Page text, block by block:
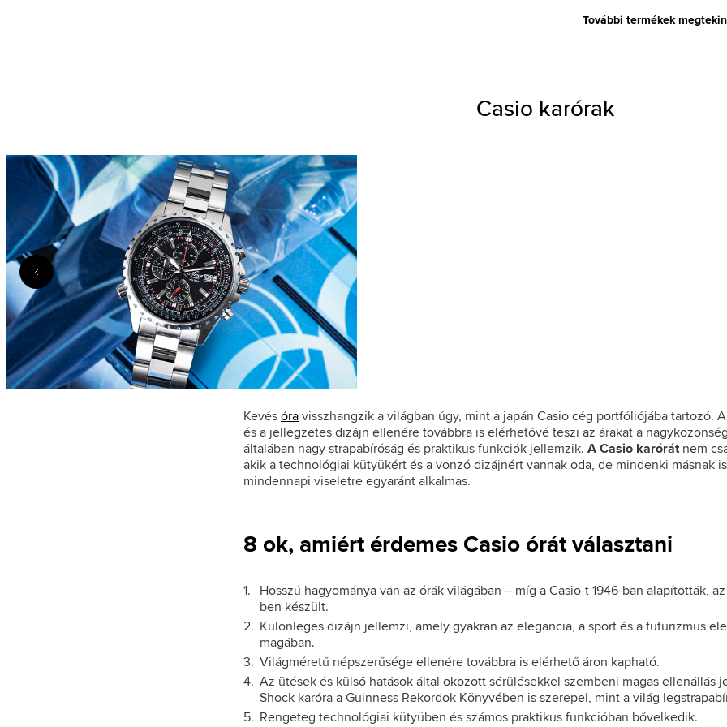
További termékek
MVMT (189)
Nautica (145)
Nine West (134)
Nixon (1)
Olivia Burton (88)
Orient (763)
Paul Hewitt (65)
Paul McNeal (63)
Philip Watch (5)
Casio karórak
Kevésóravisszhangzik a világban úgy, mint a japán Casio cég portfóliójába tartozó.
és a jellegzetes dizájn ellenére továbbra is elérhetővé teszi az árakat a
általában nagy strapabíróság és praktikus funkciók jellemzik. A Casio karórátnem
akik a technológiai kütyükért és a vonzó dizájnért vannak oda, de mindenki másnak
mindennapi viseletre egyaránt alkalmas.
8 ok, amiért érdemes Casio órát választani
Hosszú hagyománya van az órák világában – míg a Casio-t 1946-ban alapították,
ben készült.
Különleges dizájn jellemzi, amely gyakran az elegancia, a sport és a futurizmus
magában.
Világméretű népszerűsége ellenére továbbra is elérhető áron kapható.
Az ütések és külső hatások által okozott sérülésekkel szembeni magas ellenállás
Shock karóra a Guinness Rekordok Könyvében is szerepel, mint a világ
Rengeteg technológiai kütyüben és számos praktikus funkcióban bővelkedik.